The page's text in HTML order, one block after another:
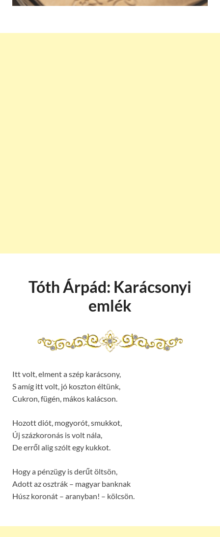
Tóth Árpád: Karácsonyi
emlék
Itt volt, elment a szép karácsony,
S amíg itt volt, jó koszton éltünk,
Cukron, fügén, mákos kalácson.
Hozott diót, mogyorót, smukkot,
Új százkoronás is volt nála,
De erről alig szólt egy kukkot.
Hogy a pénzügy is derűt öltsön,
Adott az osztrák – magyar banknak
Húsz koronát – aranyban! – kölcsön.